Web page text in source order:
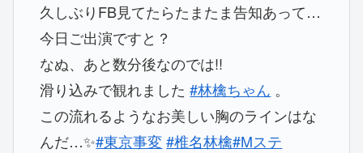
久しぶりFB見てたらたまたま告知あって…
今日ご出演ですと？
なぬ、あと数分後なのでは!!
滑り込みで観れました#林檎ちゃん 。
この流れるようなお美しい胸のラインはな
んだ…✨#東京事変 #椎名林檎#Mステ